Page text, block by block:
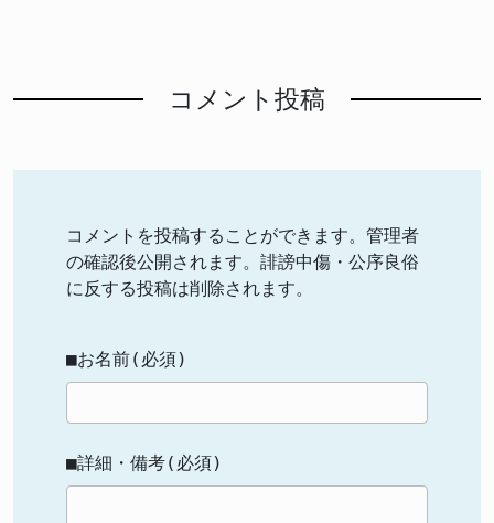
コメント投稿
コメントを投稿することができます。管理者
の確認後公開されます。誹謗中傷・公序良俗
に反する投稿は削除されます。
■お名前(必須)
■詳細・備考(必須)